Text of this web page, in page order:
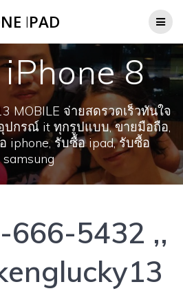
to
IPAD
8
MOBILE จ่ายสดรวดเร็วทันใจ
ปกรณ์ it ทุกรูปแบบ, ขายมือถือ,
iphone, รับซื้อ ipad, รับซื้อ
samsung
666-5432 ,,